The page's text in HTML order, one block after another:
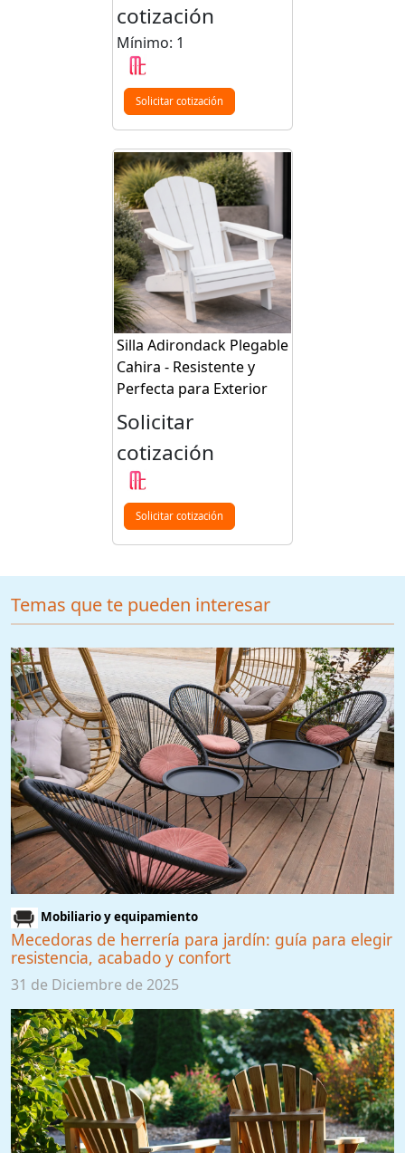
cotización
Mínimo: 1
Solicitar cotización
Silla Adirondack Plegable
Cahira - Resistente y
Perfecta para Exterior
Solicitar
cotización
Solicitar cotización
Temas que te pueden interesar
Mobiliario y equipamiento
Mecedoras de herrería para jardín: guía para elegir
resistencia, acabado y confort
31 de Diciembre de 2025